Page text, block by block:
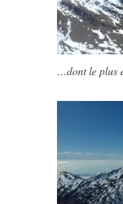
…dont le plus